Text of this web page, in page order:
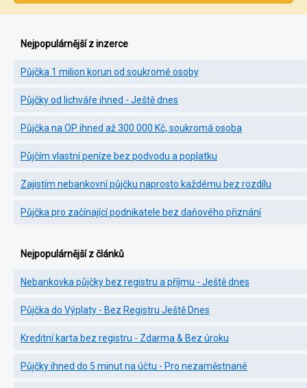
Nejpopulárnější z inzerce
Půjčka 1 milion korun od soukromé osoby
Půjčky od lichváře ihned - Ještě dnes
Půjčka na OP ihned až 300 000 Kč, soukromá osoba
Půjčím vlastní peníze bez podvodu a poplatku
Zajistím nebankovní půjčku naprosto každému bez rozdílu
Půjčka pro začínající podnikatele bez daňového přiznání
Nejpopulárnější z článků
Nebankovka půjčky bez registru a příjmu - Ještě dnes
Půjčka do Výplaty - Bez Registru Ještě Dnes
Kreditní karta bez registru - Zdarma & Bez úroku
Půjčky ihned do 5 minut na účtu - Pro nezaměstnané